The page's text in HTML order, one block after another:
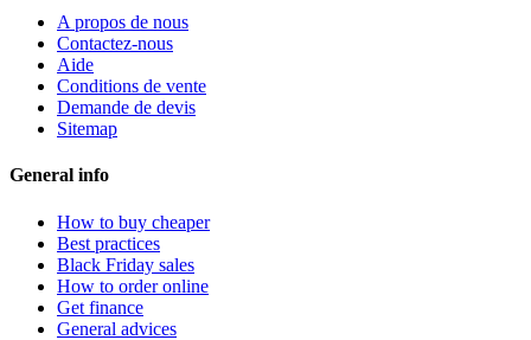
A propos de nous
Contactez-nous
Aide
Conditions de vente
Demande de devis
Sitemap
General info
How to buy cheaper
Best practices
Black Friday sales
How to order online
Get finance
General advices